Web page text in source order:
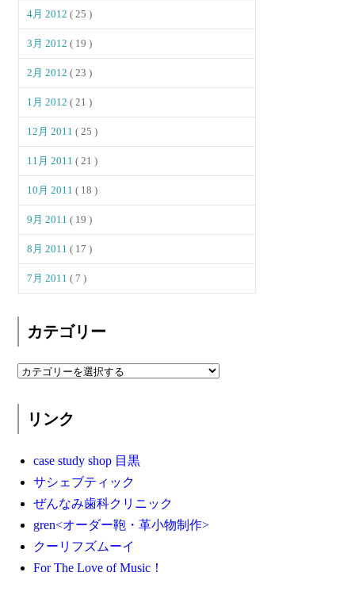
4月 2012( 25 )
3月 2012( 19 )
2月 2012( 23 )
1月 2012( 21 )
12月 2011( 25 )
11月 2011( 21 )
10月 2011( 18 )
9月 2011( 19 )
8月 2011( 17 )
7月 2011( 7 )
カテゴリー
リンク
case study shop 目黒
サシェブティック
ぜんなみ歯科クリニック
gren<オーダー鞄・革小物制作>
クーリフズムーイ
For The Love of Music！